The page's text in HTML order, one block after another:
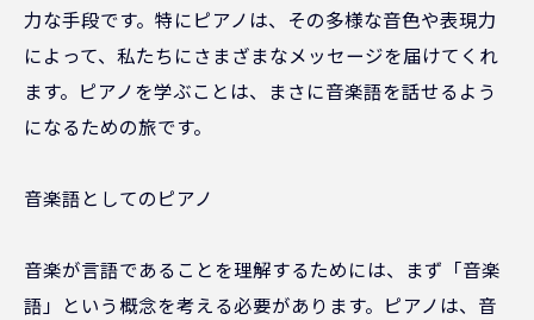
力な手段です。特にピアノは、その多様な音色や表現力
によって、私たちにさまざまなメッセージを届けてくれ
ます。ピアノを学ぶことは、まさに音楽語を話せるよう
になるための旅です。
音楽語としてのピアノ
音楽が言語であることを理解するためには、まず「音楽
語」という概念を考える必要があります。ピアノは、音